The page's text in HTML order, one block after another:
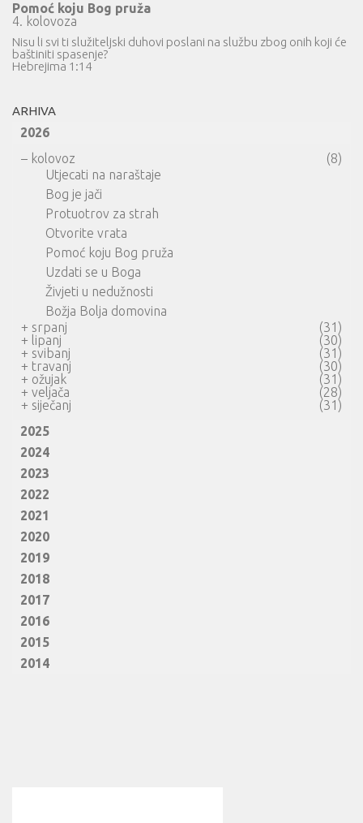
Pomoć koju Bog pruža
4. kolovoza
Nisu li svi ti služiteljski duhovi poslani na službu zbog onih koji će
baštiniti spasenje?
Hebrejima 1:14
ARHIVA
2026
– kolovoz
(8)
Utjecati na naraštaje
Bog je jači
Protuotrov za strah
Otvorite vrata
Pomoć koju Bog pruža
Uzdati se u Boga
Živjeti u nedužnosti
Božja Bolja domovina
+ srpanj
(31)
+ lipanj
(30)
+ svibanj
(31)
+ travanj
(30)
+ ožujak
(31)
+ veljača
(28)
+ siječanj
(31)
2025
2024
2023
2022
2021
2020
2019
2018
2017
2016
2015
2014